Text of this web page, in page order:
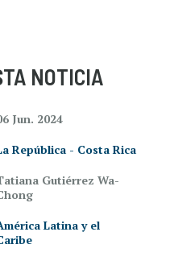
NOTICIA
Jun. 2024
República - Costa Rica
Gutiérrez Wa-
Latina y el